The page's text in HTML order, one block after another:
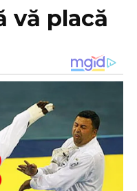
vă placă